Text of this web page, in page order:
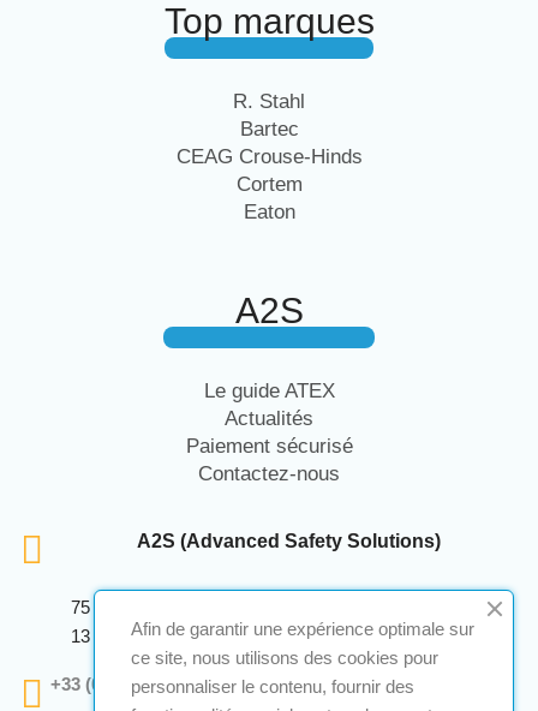
Top marques
R. Stahl
Bartec
CEAG Crouse-Hinds
Cortem
Eaton
A2S
Le guide ATEX
Actualités
Paiement sécurisé
Contactez-nous
A2S (Advanced Safety Solutions)
75 Avenue Marcellin Berthelot Anthelios Bâtiment E
13 290 Aix En Provence
+33 (0)4 12 28 00 69
Afin de garantir une expérience optimale sur
ce site, nous utilisons des cookies pour
personnaliser le contenu, fournir des